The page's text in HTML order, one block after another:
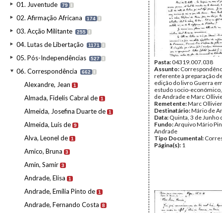
01. Juventude 79 I
02. Afirmação Africana 174 I
03. Acção Militante 255 I
04. Lutas de Libertação 1171 I
05. Pós-Independências 527 I
06. Correspondência 662 I
Alexandre, Jean 1
Almada, Fidelis Cabral de 1
Almeida, Josefina Duarte de 1
Almeida, Luís de 9
Alva, Leonel de 1
Amico, Bruna 3
Amin, Samir 3
Andrade, Elisa 1
Andrade, Emília Pinto de 1
Andrade, Fernando Costa 8
Pasta:04319.007.038
Assunto:
referente à preparação
edição do livro Guerra
estudo socio-
de Andrade e Marc
Remetente:Marc Ollivier
Destinatário:Mário de
Data: Quinta, 3 de Junho
Fundo:Arquivo Mário
Andrade
Tipo Documental:
Página(s): 1